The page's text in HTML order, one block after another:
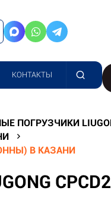
КОНТАКТЫ
ПОГРУЗЧИКИ
В КАЗАНИ